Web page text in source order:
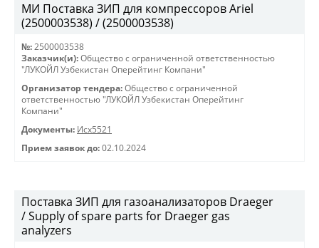
МИ Поставка ЗИП для компрессоров Ariel
(2500003538) / (2500003538)
№: 2500003538
Заказчик(и): Общество с ограниченной ответственностью
"ЛУКОЙЛ Узбекистан Оперейтинг Компани"
Организатор тендера: Общество с ограниченной
ответственностью "ЛУКОЙЛ Узбекистан Оперейтинг
Компани"
Документы: Исх5521
Прием заявок до: 02.10.2024
Поставка ЗИП для газоанализаторов Draeger
/ Supply of spare parts for Draeger gas
analyzers